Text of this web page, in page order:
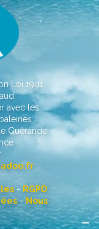
Loi 1901
avec les
Guérande -
- RGPD
-Nous